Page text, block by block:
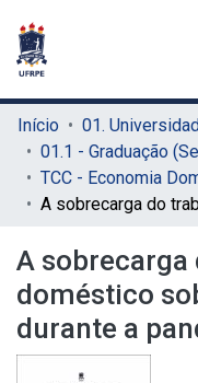
Início
01.1 - Graduação
A sobrecarga
doméstico
durante a